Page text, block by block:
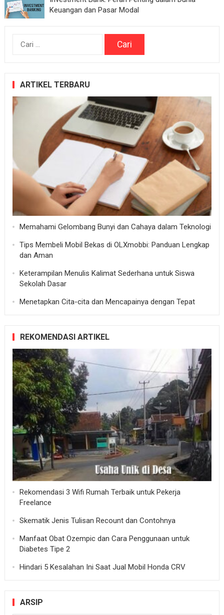
Keuangan dan Pasar Modal
Cari
ARTIKEL TERBARU
Memahami Gelombang Bunyi dan Cahaya dalam Teknologi
Tips Membeli Mobil Bekas di OLXmobbi: Panduan Lengkap
dan Aman
Keterampilan Menulis Kalimat Sederhana untuk Siswa
Sekolah Dasar
Menetapkan Cita-cita dan Mencapainya dengan Tepat
REKOMENDASI ARTIKEL
Rekomendasi 3 Wifi Rumah Terbaik untuk Pekerja
Freelance
Skematik Jenis Tulisan Recount dan Contohnya
Manfaat Obat Ozempic dan Cara Penggunaan untuk
Diabetes Tipe 2
Hindari 5 Kesalahan Ini Saat Jual Mobil Honda CRV
ARSIP